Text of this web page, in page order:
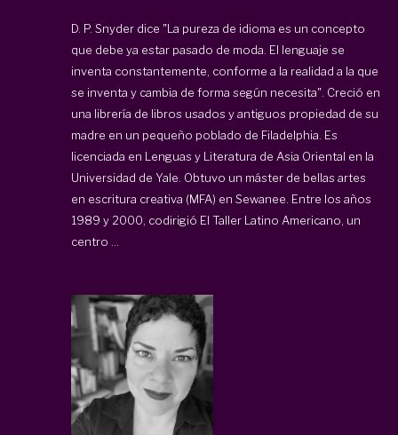
D. P. Snyder dice "La pureza de idioma es un concepto
que debe ya estar pasado de moda. El lenguaje se
inventa constantemente, conforme a la realidad a la que
se inventa y cambia de forma según necesita". Creció en
una librería de libros usados y antiguos propiedad de su
madre en un pequeño poblado de Filadelphia. Es
licenciada en Lenguas y Literatura de Asia Oriental en la
Universidad de Yale. Obtuvo un máster de bellas artes
en escritura creativa (MFA) en Sewanee. Entre los años
1989 y 2000, codirigió El Taller Latino Americano, un
centro ...